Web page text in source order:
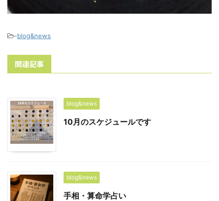
-blog&news
関連記事
blog&news
10月のスケジュールです
blog&news
手相・算命学占い